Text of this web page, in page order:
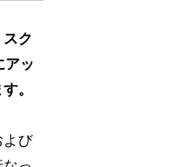
ク
アッ
。
よび